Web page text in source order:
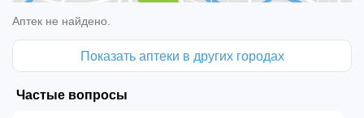
Аптек не найдено.
Показать аптеки в других городах
Частые вопросы